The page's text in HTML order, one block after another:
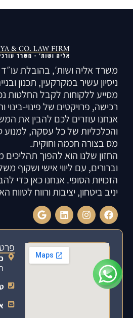
משרד אליה ושות׳, בהובלת
ניסיון עשיר במקרקעין, תכנון
מסייע ללקוחות לקבל החלטות
רכישה, פרויקטים של פינוי-בינוי
אנחנו עוזרים לכם להבין את
והכלכליות של כל עסקה, למנוע
מס בצורה חכמה וחוקית.
החזון שלנו הוא להפוך תהליכים
וברורים, עם ליווי אישי ושקוף
הזכויות הסופי. אנחנו כאן כדי
יניב ביטחון, יציבות ורווח לטווח